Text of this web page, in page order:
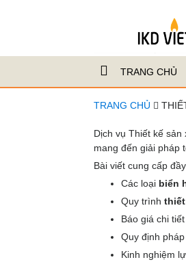
TRANG CHỦ
TRANG CHỦ
Dịch vụ Thiết kế
mang đến giải pháp
Bài viết cung cấp
Các loại biển
Quy trình
Báo giá chi
Quy định
Kinh nghiệm